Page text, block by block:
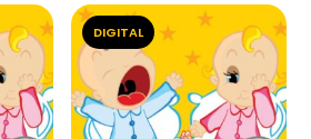
DIGITAL